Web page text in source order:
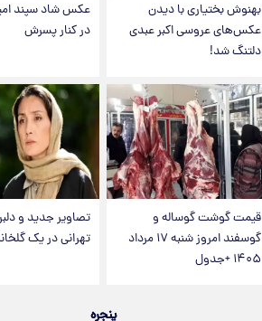
بهنوش بختیاری با دیدن
عکس‌های عروسی اکبر عبدی
دلتنگ شد!
عکس شاد سپند
در کنار پسرش
قیمت گوشت گوساله و
گوسفند امروز شنبه ۱۷ مرداد
۱۴۰۵ +جدول
تصاویر جدید و
تهرانی در یک
پنجره